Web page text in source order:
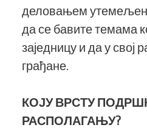
деловањем утемељени
да се бавите темама
заједницу и да у свој
грађане.
КОЈУ ВРСТУ
РАСПОЛАГАЊУ?